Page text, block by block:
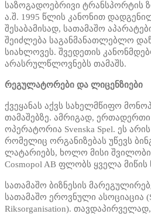
საზოგადოებრივი ტრანსპორტის
ა.შ. 1995 წლის კანონით
შესაბამისად, სათამაშო
შეიძლება საგანმანათლებლო
სიახლოვეს. შვედეთის
არასრულწლოვნებს თამაშს.
რეგულატორები და ლიცენზიები
ქვეყანას აქვს სახელმწიფო
თამაშებზე. ამრიგად,
ოპერატორია Svenska Spel. ეს
რომელიც ორგანიზებას უწევს
ლატარიებს, ხოლო მისი
Cosmopol AB ფლობს ყველა მიწის
სათამაშო ბიზნესის
სათამაშო ეროვნული ასოციაცია
Riksorganisation).